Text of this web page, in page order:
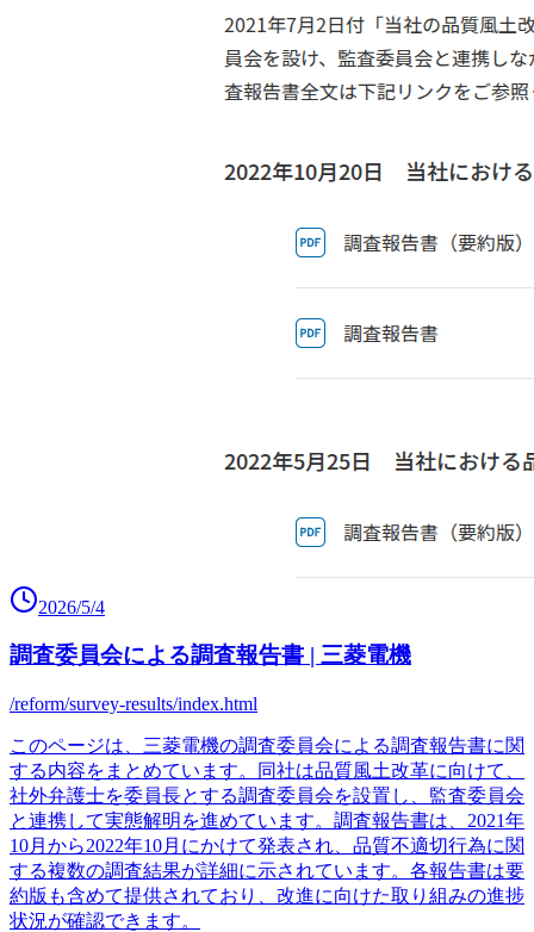
2026/5/4
調査委員会による調査報告書 | 三菱電機
/reform/survey-results/index.html
このページは、三菱電機の調査委員会による調査報告書に関
する内容をまとめています。同社は品質風土改革に向けて、
社外弁護士を委員長とする調査委員会を設置し、監査委員会
と連携して実態解明を進めています。調査報告書は、2021年
10月から2022年10月にかけて発表され、品質不適切行為に関
する複数の調査結果が詳細に示されています。各報告書は要
約版も含めて提供されており、改進に向けた取り組みの進捗
状況が確認できます。